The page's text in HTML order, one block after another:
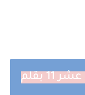
رواية بيان الفصل الحادي عشر 11 بقلم